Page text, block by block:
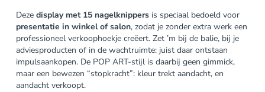
Deze display met 15 nagelknippersis speciaal bedoeld voor
presentatie in winkel of salon, zodat je zonder extra werk een
professioneel verkoophoekje creëert. Zet ’m bij de balie, bij je
adviesproducten of in de wachtruimte: juist daar ontstaan
impulsaankopen. De POP ART-stijl is daarbij geen gimmick,
maar een bewezen “stopkracht”: kleur trekt aandacht, en
aandacht verkoopt.